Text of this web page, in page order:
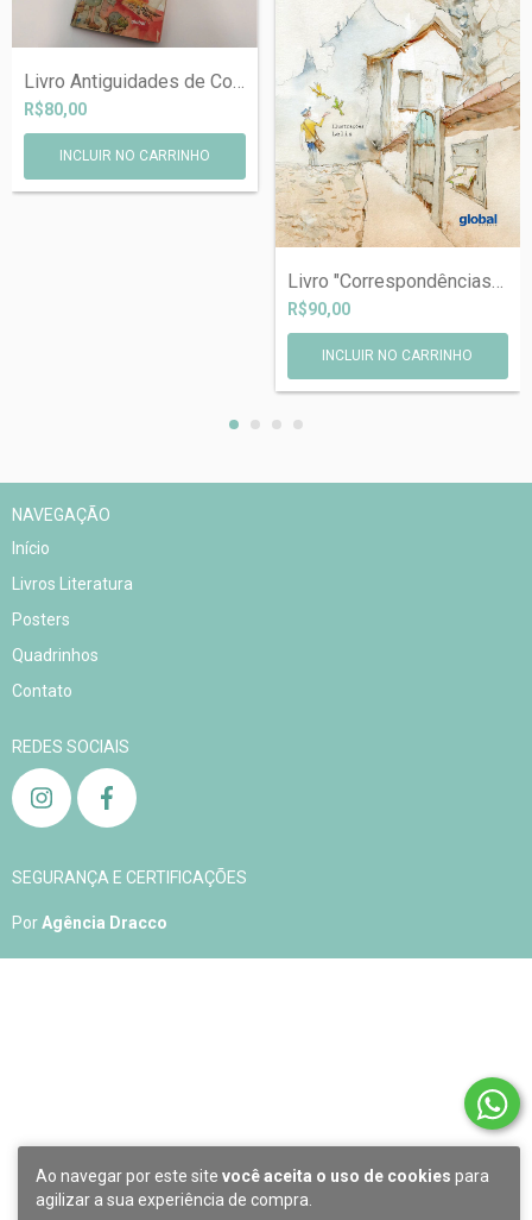
Ao navegar por este site você aceita o uso de cookies para
agilizar a sua experiência de compra.
Livro Antiguidades de Cora Coralina com...
R$80,00
R$90,00
NAVEGAÇÃO
Início
Livros Literatura
Posters
Quadrinhos
Contato
REDES SOCIAIS
SEGURANÇA E CERTIFICAÇÕES
PorAgência Dracco